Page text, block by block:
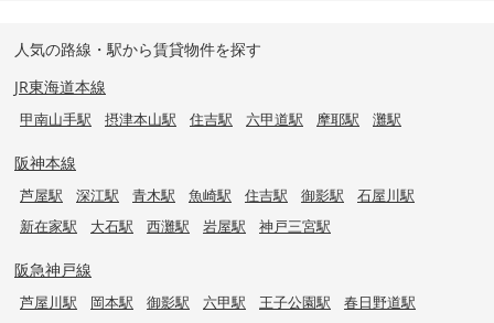
人気の路線・駅から賃貸物件を探す
JR東海道本線
甲南山手駅 摂津本山駅 住吉駅 六甲道駅 摩耶駅 灘駅
阪神本線
芦屋駅 深江駅 青木駅 魚崎駅 住吉駅 御影駅
石屋川駅
新在家駅
大石駅 西灘駅 岩屋駅 神戸三宮駅
阪急神戸線
芦屋川駅 岡本駅 御影駅 六甲駅 王子公園駅 春日野道駅